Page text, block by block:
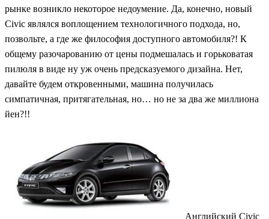
рынке возникло некоторое недоумение. Да, конечно, новый
Civic являлся воплощением технологичного подхода, но,
позвольте, а где же философия доступного автомобиля?! К
общему разочарованию от цены подмешалась и горьковатая
пилюля в виде ну уж очень предсказуемого дизайна. Нет,
давайте будем откровенными, машина получилась
симпатичная, притягательная, но… но не за два же миллиона
йен?!!
Английский Civic